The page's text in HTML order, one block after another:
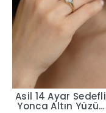
Asil 14 Ayar Sedefli
Yonca Altın Yüzük